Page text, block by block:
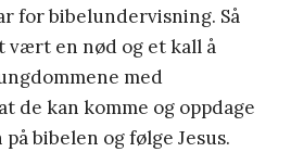
for bibelundervisning. Så
vært en nød og et kall å
med
de kan komme og oppdage
bibelen og følge Jesus.